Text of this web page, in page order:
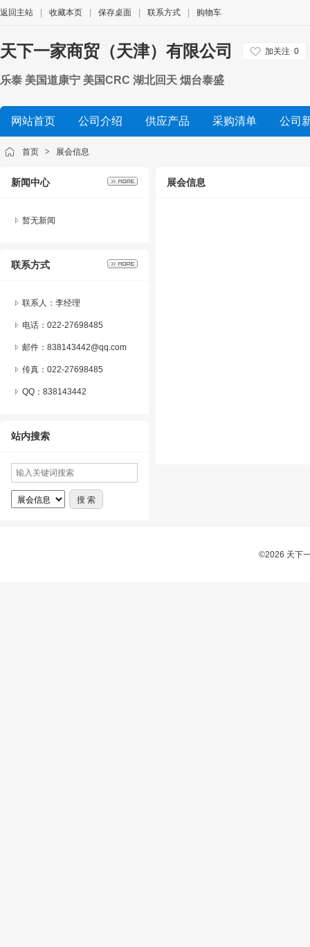
返回主站 收藏本页 保存桌面 联系方式 购物车
天下一家商贸（天津）有限公司 加关注 0
乐泰 美国道康宁 美国CRC 湖北回天 烟台泰盛
网站首页 公司介绍 供应产品 采购清单 公司
首页 > 展会信息
新闻中心
暂无新闻
联系方式
联系人：李经理
电话：022-27698485
邮件：838143442@qq.com
传真：022-27698485
QQ： 838143442
站内搜索
展会信息
©2026 天下